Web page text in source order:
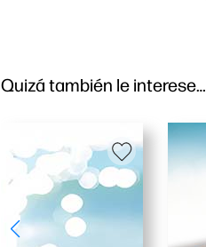
Quizá también le interese…